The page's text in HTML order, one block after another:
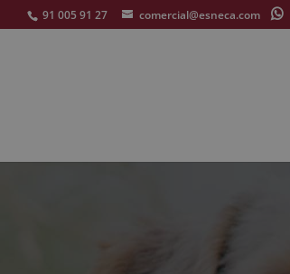
91 005 91 27 comercial@esneca.com